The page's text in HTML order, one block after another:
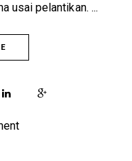
usai pelantikan. ...